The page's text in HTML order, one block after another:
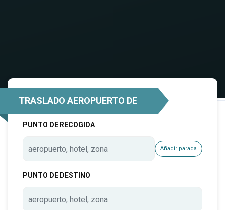
TRASLADO AEROPUERTO DE
ESTAMBUL
PUNTO DE RECOGIDA
Añadir parada
PUNTO DE DESTINO